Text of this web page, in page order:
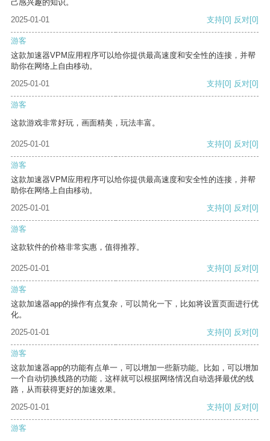
己感兴趣的知识。
2025-01-01
支持[0] 反对[0]
游客
这款加速器VPM应用程序可以给你提供最高速度和安全性的连接，并帮
助你在网络上自由移动。
2025-01-01
支持[0] 反对[0]
游客
这款游戏非常好玩，画面精美，玩法丰富。
2025-01-01 支持[0] 反对[0]
游客
这款加速器VPM应用程序可以给你提供最高速度和安全性的连接，并帮
助你在网络上自由移动。
2025-01-01
支持[0] 反对[0]
游客
这款软件的价格非常实惠，值得推荐。
2025-01-01 支持[0] 反对[0]
游客
这款加速器app的操作有点复杂，可以简化一下，比如将设置页面进行优
化。
2025-01-01
支持[0] 反对[0]
游客
这款加速器app的功能有点单一，可以增加一些新功能。比如，可以增加
一个自动切换线路的功能，这样就可以根据网络情况自动选择最优的线
路，从而获得更好的加速效果。
2025-01-01
支持[0] 反对[0]
游客